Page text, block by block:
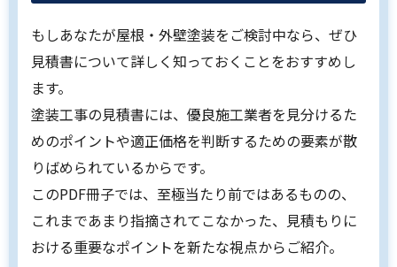
もしあなたが屋根・外壁塗装をご検討中なら、ぜひ
見積書について詳しく知っておくことをおすすめし
ます。
塗装工事の見積書には、優良施工業者を見分けるた
めのポイントや適正価格を判断するための要素が散
りばめられているからです。
このPDF冊子では、至極当たり前ではあるものの、
これまであまり指摘されてこなかった、見積もりに
おける重要なポイントを新たな視点からご紹介。